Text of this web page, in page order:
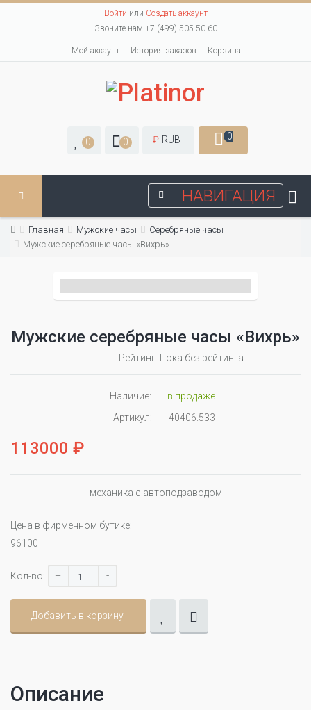
Войти или Создать аккаунт
Звоните нам +7 (499) 505-50-60
Мой аккаунт История заказов Корзина
0 0 ₽ RUB 0
НАВИГАЦИЯ
Главная Мужские часы
Серебряные часы
Мужские серебряные часы «Вихрь»
Мужские серебряные часы «Вихрь»
Рейтинг: Пока без рейтинга
Наличие:
в продаже
Артикул:
40406.533
113000 ₽
механика с автоподзаводом
Цена в фирменном бутике:
96100
Кол-во: + -
Добавить в корзину
Описание